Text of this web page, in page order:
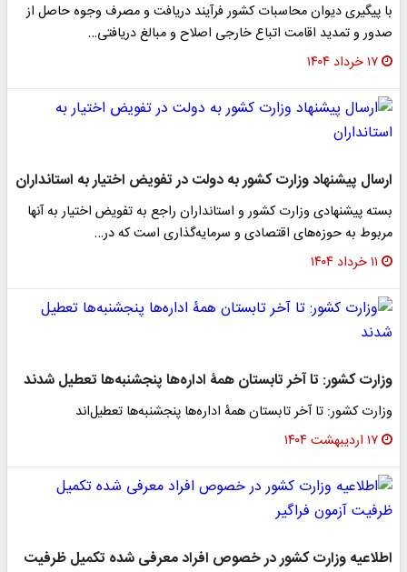
با پیگیری دیوان محاسبات کشور فرآیند دریافت و مصرف وجوه حاصل از
صدور و تمدید اقامت اتباع خارجی اصلاح و مبالغ دریافتی…
۱۷ خرداد ۱۴۰۴
ارسال پیشنهاد وزارت کشور به دولت در تفویض اختیار به استانداران
بسته پیشنهادی وزارت کشور و استانداران راجع به تفویض اختیار به آنها
مربوط به حوزه‌های اقتصادی و سرمایه‌گذاری است که در…
۱۱ خرداد ۱۴۰۴
وزارت کشور: تا آخر تابستان همۀ اداره‌ها پنجشنبه‌ها تعطیل‌ شدند
وزارت کشور: تا آخر تابستان همۀ اداره‌ها پنجشنبه‌ها تعطیل‌اند
۱۷ اردیبهشت ۱۴۰۴
اطلاعیه وزارت کشور در خصوص افراد معرفی شده تکمیل ظرفیت